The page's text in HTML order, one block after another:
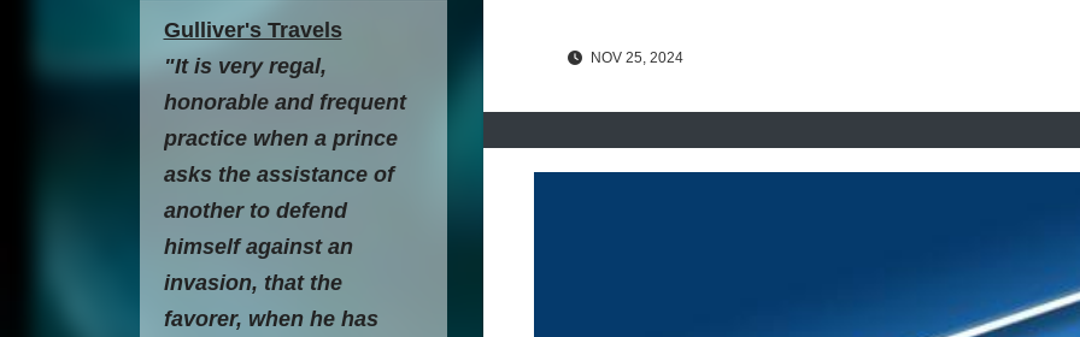
Gulliver's Travels
"It is very regal,
honorable and frequent
practice when a prince
asks the assistance of
another to defend
himself against an
invasion, that the
favorer, when he has
NOV 25, 2024